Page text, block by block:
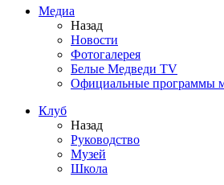
Медиа
Назад
Новости
Фотогалерея
Белые Медведи TV
Официальные программы
Клуб
Назад
Руководство
Музей
Школа